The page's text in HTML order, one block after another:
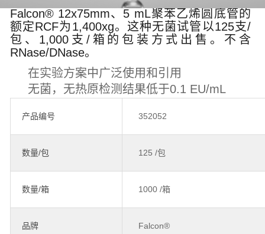
Falcon® 12x75mm、5 mL聚苯乙烯圆底管的
额定RCF为1,400xg。这种无菌试管以125支/
包、1,000支/箱的包装方式出售。不含
RNase/DNase。
在实验方案中广泛使用和引用
无菌，无热原检测结果低于0.1 EU/mL
产品编号 352052
数量/包 125 /包
数量/箱 1000 /箱
品牌 Falcon®